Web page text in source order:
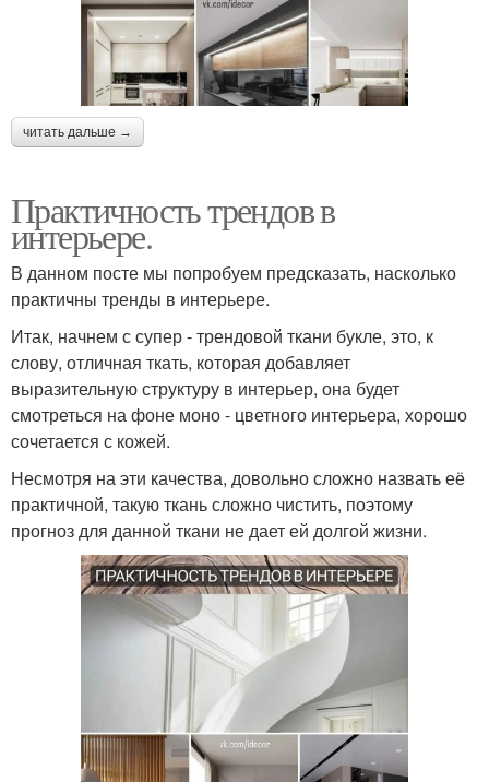
читать дальше →
Практичность трендов в
интерьере.
В данном посте мы попробуем предсказать, насколько
практичны тренды в интерьере.
Итак, начнем с супер - трендовой ткани букле, это, к
слову, отличная ткать, которая добавляет
выразительную структуру в интерьер, она будет
смотреться на фоне моно - цветного интерьера, хорошо
сочетается с кожей.
Несмотря на эти качества, довольно сложно назвать её
практичной, такую ткань сложно чистить, поэтому
прогноз для данной ткани не дает ей долгой жизни.